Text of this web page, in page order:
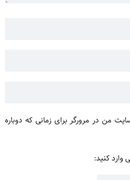
من در مرورگر برای زمانی که دوباره
وارد کنید: